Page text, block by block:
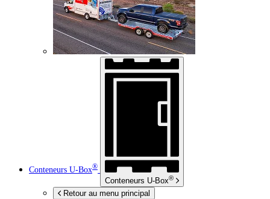
Conteneurs U-Box®
Conteneurs U-Box®
Retour au menu principal